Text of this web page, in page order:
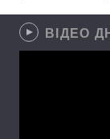
ВІДЕО